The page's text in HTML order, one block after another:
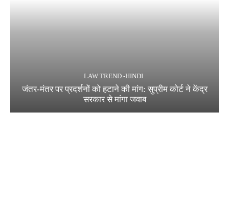
LAW TREND -HINDI
जंतर-मंतर पर प्रदर्शनों को हटाने की मांग: सुप्रीम कोर्ट ने केंद्र
सरकार से मांगा जवाब